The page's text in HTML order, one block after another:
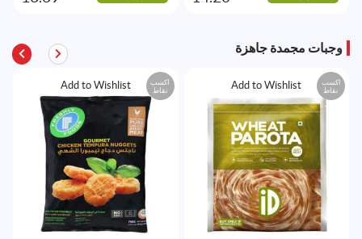
وجبات مجمدة جاهزة
Add to Wishlist
اكسب
نقاط
Add to Wishlist
اكسب
نقاط